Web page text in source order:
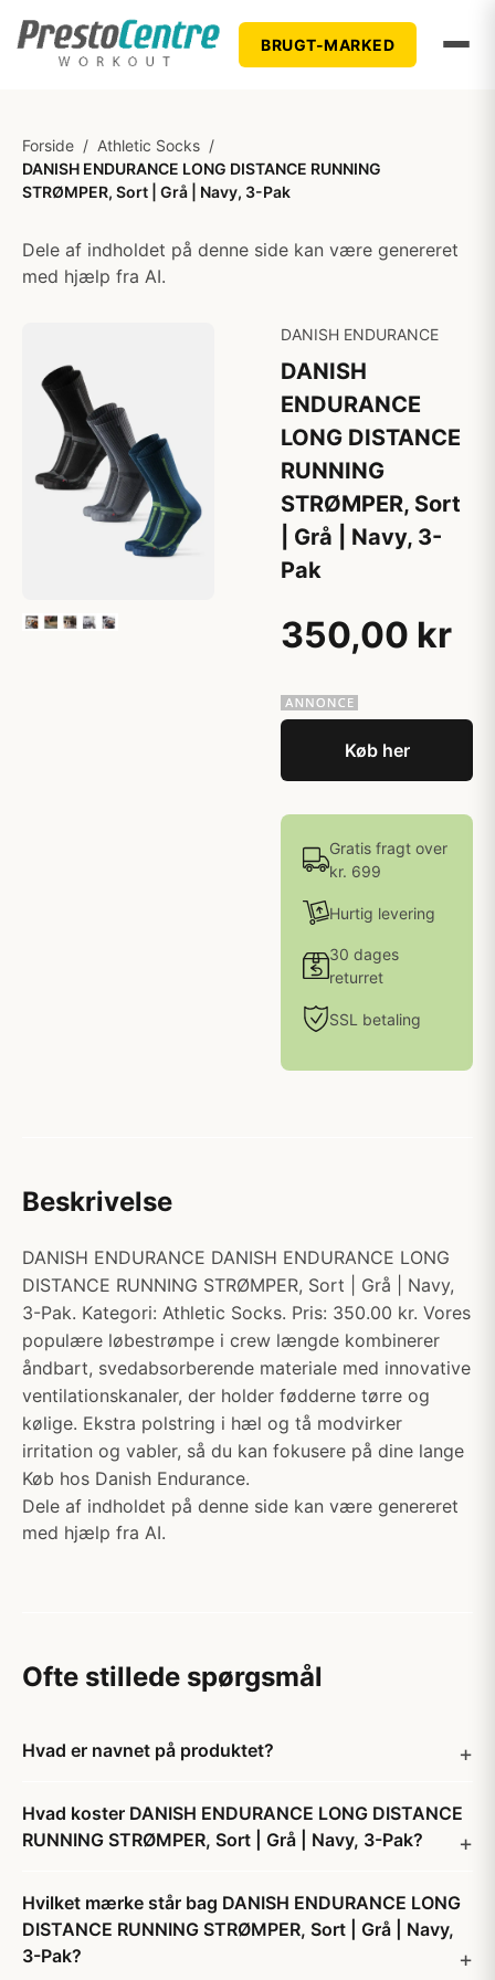
BRUGT-MARKED
Forside / Athletic Socks /
DANISH ENDURANCE LONG DISTANCE RUNNING
STRØMPER, Sort | Grå | Navy, 3-Pak
Dele af indholdet på denne side kan være genereret
med hjælp fra AI.
DANISH ENDURANCE
DANISH
ENDURANCE
LONG DISTANCE
RUNNING
STRØMPER, Sort
| Grå | Navy, 3-
Pak
350,00 kr
Køb her
Gratis fragt over
kr. 699
Hurtig levering
30 dages
returret
SSL betaling
Beskrivelse
DANISH ENDURANCE DANISH ENDURANCE LONG
DISTANCE RUNNING STRØMPER, Sort | Grå | Navy,
3-Pak. Kategori: Athletic Socks. Pris: 350.00 kr. Vores
populære løbestrømpe i crew længde kombinerer
åndbart, svedabsorberende materiale med innovative
ventilationskanaler, der holder fødderne tørre og
kølige. Ekstra polstring i hæl og tå modvirker
irritation og vabler, så du kan fokusere på dine lange
Køb hos Danish Endurance.
Dele af indholdet på denne side kan være genereret
med hjælp fra AI.
Ofte stillede spørgsmål
Hvad er navnet på produktet?
Hvad koster DANISH ENDURANCE LONG DISTANCE
RUNNING STRØMPER, Sort | Grå | Navy, 3-Pak?
Hvilket mærke står bag DANISH ENDURANCE LONG
DISTANCE RUNNING STRØMPER, Sort | Grå | Navy,
3-Pak?